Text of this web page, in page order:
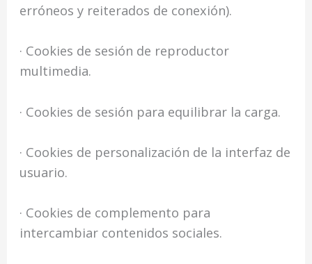
erróneos y reiterados de conexión).
· Cookies de sesión de reproductor
multimedia.
· Cookies de sesión para equilibrar la carga.
· Cookies de personalización de la interfaz de
usuario.
· Cookies de complemento para
intercambiar contenidos sociales.